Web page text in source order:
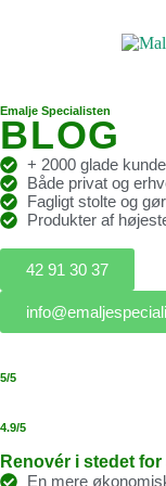
Emalje Specialisten
BLOG
+ 2000 glade
Både privat og
Fagligt stolte og
Produkter af
42 91 30 37
5/5
4.9/5
Renovér i stedet
En mere